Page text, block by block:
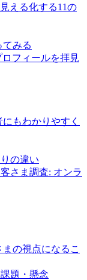
える化する11の
みる
フィールを拝見
もわかりやすく
の違い
さま調査: オンラ
の視点になるこ
題・懸念